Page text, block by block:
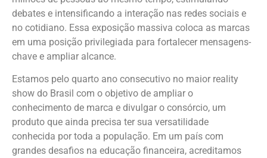
debates e intensificando a interação nas redes sociais e
no cotidiano. Essa exposição massiva coloca as marcas
em uma posição privilegiada para fortalecer mensagens-
chave e ampliar alcance.
Estamos pelo quarto ano consecutivo no maior reality
show do Brasil com o objetivo de ampliar o
conhecimento de marca e divulgar o consórcio, um
produto que ainda precisa ter sua versatilidade
conhecida por toda a população. Em um país com
grandes desafios na educação financeira, acreditamos